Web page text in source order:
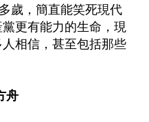
歲，簡直能笑死現代
更有能力的生命，現
相信，甚至包括那些
舟